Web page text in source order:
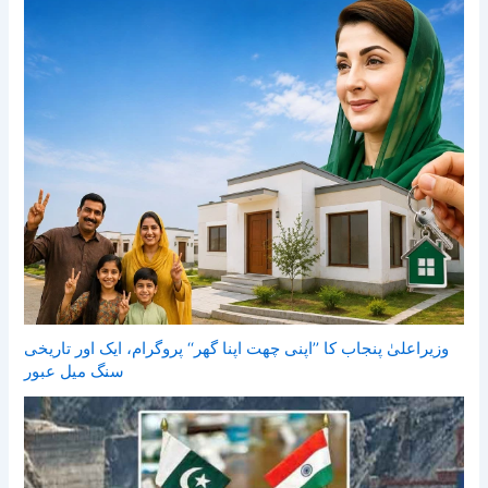
وزیراعلیٰ پنجاب کا ’’اپنی چھت اپنا گھر‘‘ پروگرام، ایک اور تاریخی
سنگ میل عبور